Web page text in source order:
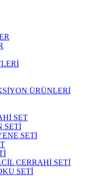
ÜRÜNLERİ
SET
SETİ
SETİ
CERRAHİ SETİ
SETİ